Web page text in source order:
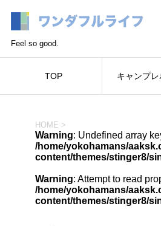
Feel so good.
TOP キャンプレ
HOME >
Warning: Undefined array
/home/yokohamans/
content/themes/stinger8/
Warning: Attempt to read
/home/yokohamans/
content/themes/stinger8/